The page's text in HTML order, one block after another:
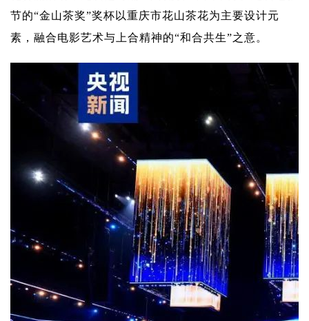
节的“金山茶奖”奖杯以重庆市花山茶花为主要设计元
素，融合电影艺术与上合精神的“和合共生”之意。